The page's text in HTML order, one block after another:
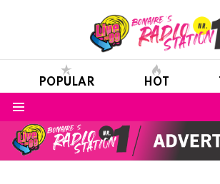
POPULAR HOT